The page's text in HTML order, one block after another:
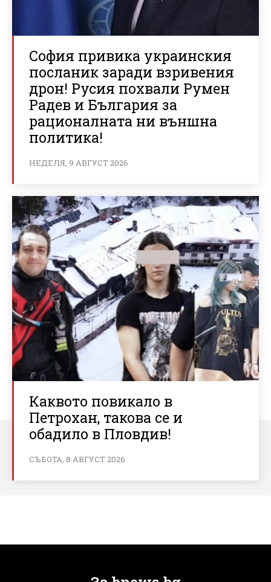
София привика украинския
посланик заради взривения
дрон! Русия похвали Румен
Радев и България за
рационалната ни външна
политика!
НЕДЕЛЯ, 9 АВГУСТ 2026
Каквото повикало в
Петрохан, такова се и
обадило в Пловдив!
СЪБОТА, 8 АВГУСТ 2026